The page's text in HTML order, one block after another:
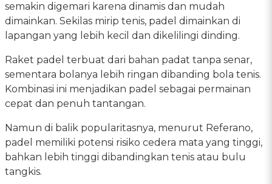
semakin digemari karena dinamis dan mudah
dimainkan. Sekilas mirip tenis, padel dimainkan di
lapangan yang lebih kecil dan dikelilingi dinding.
Raket padel terbuat dari bahan padat tanpa senar,
sementara bolanya lebih ringan dibanding bola tenis.
Kombinasi ini menjadikan padel sebagai permainan
cepat dan penuh tantangan.
Namun di balik popularitasnya, menurut Referano,
padel memiliki potensi risiko cedera mata yang tinggi,
bahkan lebih tinggi dibandingkan tenis atau bulu
tangkis.